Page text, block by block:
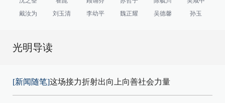
戴汝为
刘玉清 李幼平 魏正耀 吴德馨 孙玉
光明导读
[新闻随笔]这场接力折射出向上向善社会力量